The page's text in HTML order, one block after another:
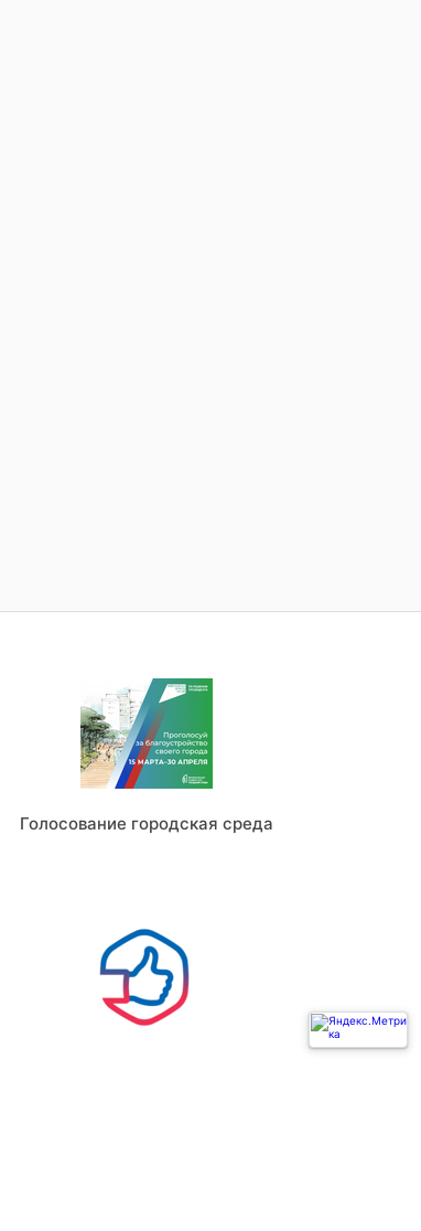
Голосование городская среда